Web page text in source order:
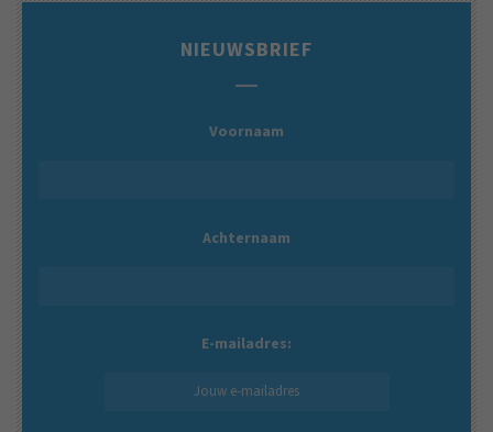
NIEUWSBRIEF
Voornaam
Achternaam
E-mailadres: